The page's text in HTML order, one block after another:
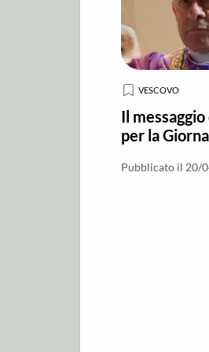
VESCOVO
Il
per la
Pubblicato il 20/